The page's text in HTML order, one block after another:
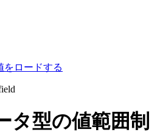
をロードする
タ型の値範囲制